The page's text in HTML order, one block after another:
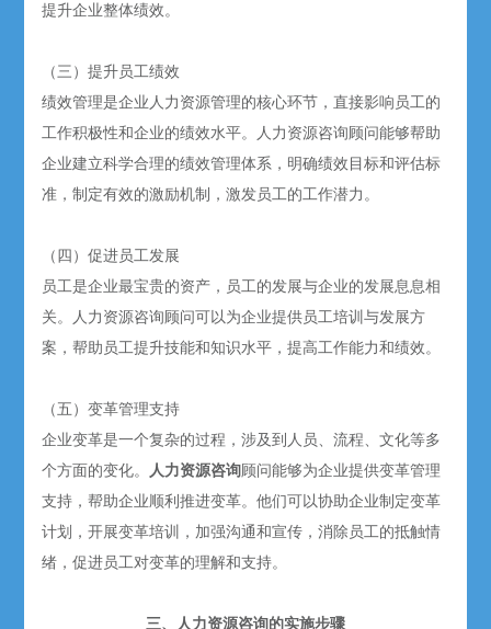
提升企业整体绩效。
（三）提升员工绩效
绩效管理是企业人力资源管理的核心环节，直接影响员工的
工作积极性和企业的绩效水平。人力资源咨询顾问能够帮助
企业建立科学合理的绩效管理体系，明确绩效目标和评估标
准，制定有效的激励机制，激发员工的工作潜力。
（四）促进员工发展
员工是企业最宝贵的资产，员工的发展与企业的发展息息相
关。人力资源咨询顾问可以为企业提供员工培训与发展方
案，帮助员工提升技能和知识水平，提高工作能力和绩效。
（五）变革管理支持
企业变革是一个复杂的过程，涉及到人员、流程、文化等多
个方面的变化。 人力资源咨询顾问能够为企业提供变革管理
支持，帮助企业顺利推进变革。他们可以协助企业制定变革
计划，开展变革培训，加强沟通和宣传，消除员工的抵触情
绪，促进员工对变革的理解和支持。
三、人力资源咨询的实施步骤